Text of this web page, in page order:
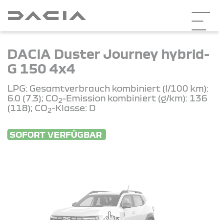
DACIA Duster Journey hybrid-
G 150 4x4
LPG: Gesamtverbrauch kombiniert (l/100 km):
6.0 (7.3); CO2-Emission kombiniert (g/km): 136
(118); CO2-Klasse: D
SOFORT VERFÜGBAR